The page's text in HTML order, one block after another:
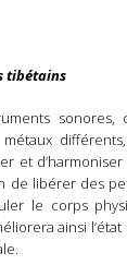
tibétains
sonores,
et
de libérer des
le corps
ainsi